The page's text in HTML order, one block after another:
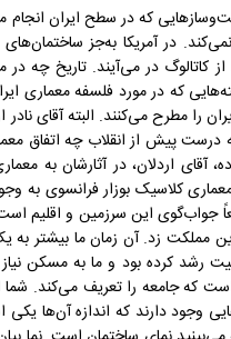
که در سطح ایران انجام
کاتالوگ در می‌آیند. تاریخ چه
که در مورد فلسفه معماری
را مطرح می‌کنند. البته آقای
درست پیش از انقلاب چه اتفاق
آقای اردلان، در آثارشان به
کلاسیک بوزار فرانسوی به
جواب‌گوی این سرزمین و
زد. آن زمان ما بیشتر به
رشد کرده بود و ما به مسکن
که جامعه را تعریف می‌کند. شما
وجود دارند که اندازه آن‌ها